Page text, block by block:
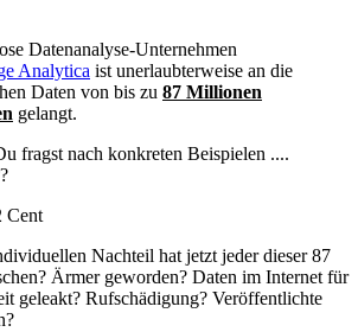
Datenanalyse-Unternehmen
Analytica ist unerlaubterweise an die
Daten von bis zu 87 Millionen
gelangt.
fragst nach konkreten Beispielen ....
Cent
Nachteil hat jetzt jeder dieser 87
Ärmer geworden? Daten im Internet für
geleakt? Rufschädigung? Veröffentlichte